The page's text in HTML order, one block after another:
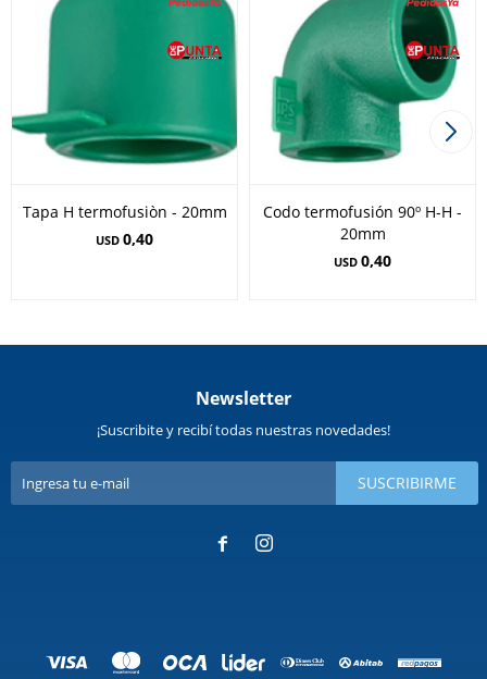
Tapa H termofusiòn - 20mm
USD 0,40
Codo termofusión 90º H-H -
20mm
USD 0,40
Newsletter
¡Suscribite y recibí todas nuestras novedades!
SUSCRIBIRME
 